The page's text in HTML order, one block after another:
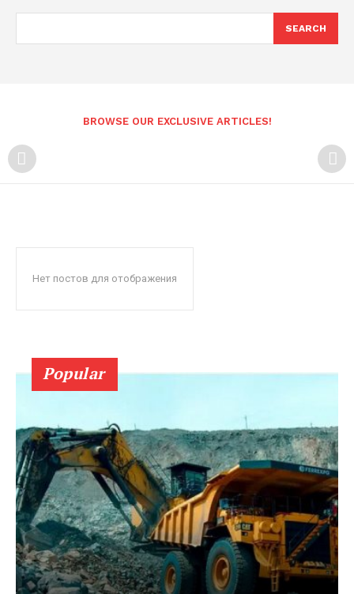
SEARCH
BROWSE OUR EXCLUSIVE ARTICLES!
Нет постов для отображения
Popular